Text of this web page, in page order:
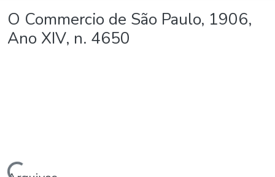
Estatísticas
O Commercio de São Paulo, 1906,
Ano XIV, n. 4650